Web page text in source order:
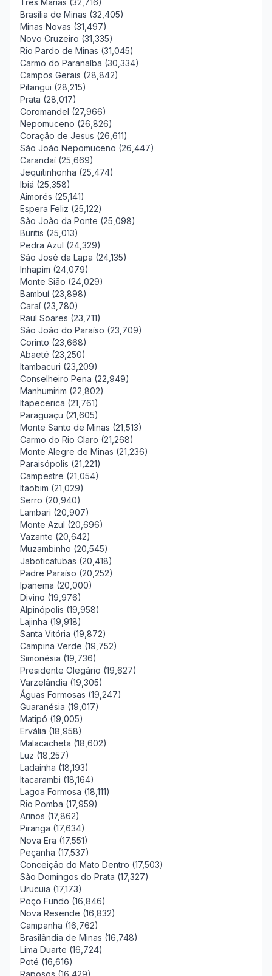
Três Marias (32,716)
Brasília de Minas (32,405)
Minas Novas (31,497)
Novo Cruzeiro (31,335)
Rio Pardo de Minas (31,045)
Carmo do Paranaíba (30,334)
Campos Gerais (28,842)
Pitangui (28,215)
Prata (28,017)
Coromandel (27,966)
Nepomuceno (26,826)
Coração de Jesus (26,611)
São João Nepomuceno (26,447)
Carandaí (25,669)
Jequitinhonha (25,474)
Ibiá (25,358)
Aimorés (25,141)
Espera Feliz (25,122)
São João da Ponte (25,098)
Buritis (25,013)
Pedra Azul (24,329)
São José da Lapa (24,135)
Inhapim (24,079)
Monte Sião (24,029)
Bambuí (23,898)
Caraí (23,780)
Raul Soares (23,711)
São João do Paraíso (23,709)
Corinto (23,668)
Abaeté (23,250)
Itambacuri (23,209)
Conselheiro Pena (22,949)
Manhumirim (22,802)
Itapecerica (21,761)
Paraguaçu (21,605)
Monte Santo de Minas (21,513)
Carmo do Rio Claro (21,268)
Monte Alegre de Minas (21,236)
Paraisópolis (21,221)
Campestre (21,054)
Itaobim (21,029)
Serro (20,940)
Lambari (20,907)
Monte Azul (20,696)
Vazante (20,642)
Muzambinho (20,545)
Jaboticatubas (20,418)
Padre Paraíso (20,252)
Ipanema (20,000)
Divino (19,976)
Alpinópolis (19,958)
Lajinha (19,918)
Santa Vitória (19,872)
Campina Verde (19,752)
Simonésia (19,736)
Presidente Olegário (19,627)
Varzelândia (19,305)
Águas Formosas (19,247)
Guaranésia (19,017)
Matipó (19,005)
Ervália (18,958)
Malacacheta (18,602)
Luz (18,257)
Ladainha (18,193)
Itacarambi (18,164)
Lagoa Formosa (18,111)
Rio Pomba (17,959)
Arinos (17,862)
Piranga (17,634)
Nova Era (17,551)
Peçanha (17,537)
Conceição do Mato Dentro (17,503)
São Domingos do Prata (17,327)
Urucuia (17,173)
Poço Fundo (16,846)
Nova Resende (16,832)
Campanha (16,762)
Brasilândia de Minas (16,748)
Lima Duarte (16,724)
Poté (16,616)
Raposos (16,429)